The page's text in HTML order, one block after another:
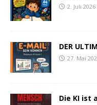
2. Juli 2026
DER
27. Mai
Die KI ist